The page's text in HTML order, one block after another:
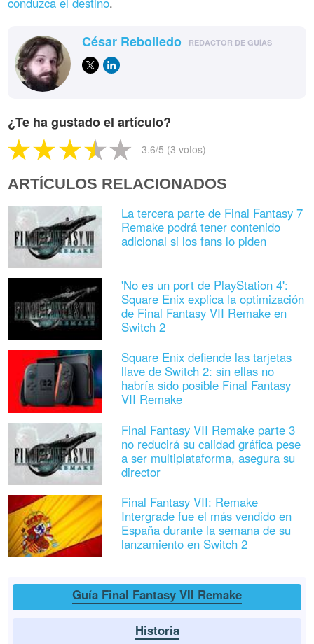
César Rebolledo REDACTOR DE GUÍAS
¿Te ha gustado el artículo?
3.6/5 (3 votos)
ARTÍCULOS RELACIONADOS
La tercera parte de Final Fantasy 7
Remake podrá tener contenido
adicional si los fans lo piden
'No es un port de PlayStation 4':
Square Enix explica la optimización
de Final Fantasy VII Remake en
Switch 2
Square Enix defiende las tarjetas
llave de Switch 2: sin ellas no
habría sido posible Final Fantasy
VII Remake
Final Fantasy VII Remake parte 3
no reducirá su calidad gráfica pese
a ser multiplataforma, asegura su
director
Final Fantasy VII: Remake
Intergrade fue el más vendido en
España durante la semana de su
lanzamiento en Switch 2
Guía Final Fantasy VII Remake
Historia